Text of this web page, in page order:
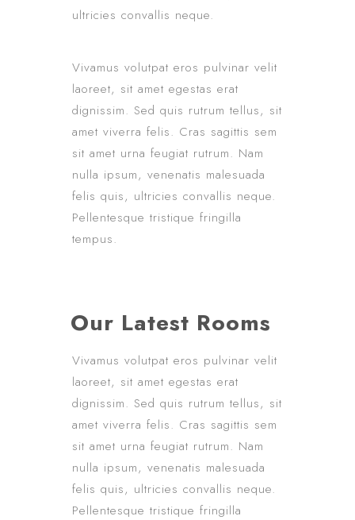
ultricies convallis neque.
Vivamus volutpat eros pulvinar velit
laoreet, sit amet egestas erat
dignissim. Sed quis rutrum tellus, sit
amet viverra felis. Cras sagittis sem
sit amet urna feugiat rutrum. Nam
nulla ipsum, venenatis malesuada
felis quis, ultricies convallis neque.
Pellentesque tristique fringilla
tempus.
Our Latest Rooms
Vivamus volutpat eros pulvinar velit
laoreet, sit amet egestas erat
dignissim. Sed quis rutrum tellus, sit
amet viverra felis. Cras sagittis sem
sit amet urna feugiat rutrum. Nam
nulla ipsum, venenatis malesuada
felis quis, ultricies convallis neque.
Pellentesque tristique fringilla